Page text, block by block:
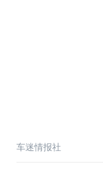
车迷情报社